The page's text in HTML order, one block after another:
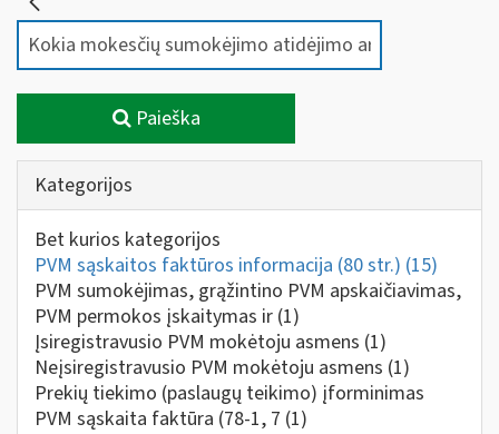
Paieška
Kategorijos
Bet kurios kategorijos
PVM sąskaitos faktūros informacija (80 str.) (15)
PVM sumokėjimas, grąžintino PVM apskaičiavimas,
PVM permokos įskaitymas ir (1)
Įsiregistravusio PVM mokėtoju asmens (1)
Neįsiregistravusio PVM mokėtoju asmens (1)
Prekių tiekimo (paslaugų teikimo) įforminimas
PVM sąskaita faktūra (78-1, 7 (1)